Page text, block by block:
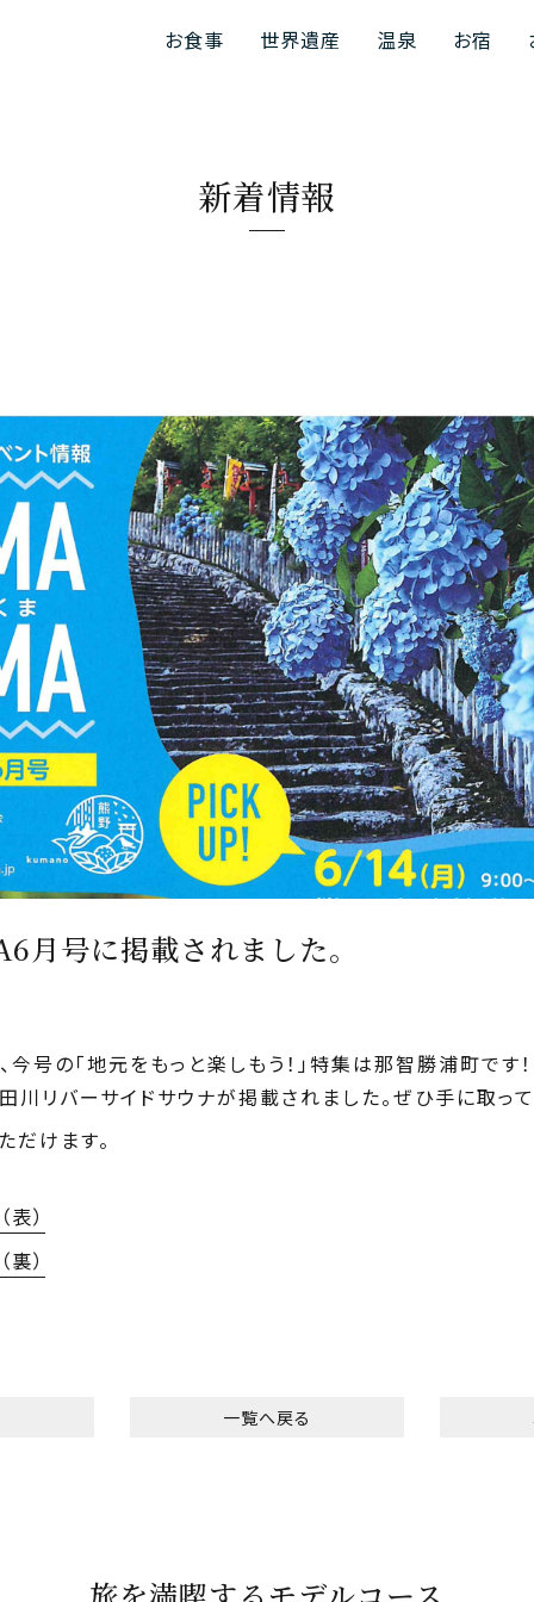
お食事 世界遺産 温泉 お宿
新着情報
号に掲載されました。
号の「地元をもっと楽しもう！」特集は那智勝浦町です
川リバーサイドサウナが掲載されました。ぜひ手に取って
だけます。
）
）
一覧へ戻る
旅を満喫するモデルコース